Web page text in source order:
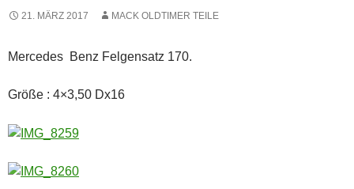
21. MÄRZ 2017 MACK OLDTIMER TEILE
Mercedes Benz Felgensatz 170.
Größe : 4×3,50 Dx16